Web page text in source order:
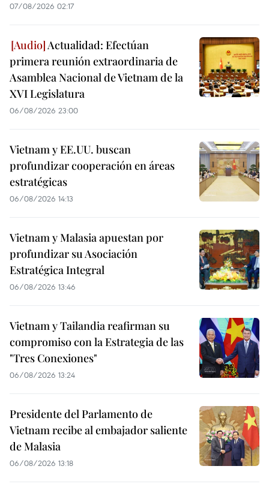
07/08/2026 02:17
Actualidad: Efectúan
primera reunión extraordinaria de
Asamblea Nacional de Vietnam de la
XVI Legislatura
06/08/2026 23:00
Vietnam y EE.UU. buscan
profundizar cooperación en áreas
estratégicas
06/08/2026 14:13
Vietnam y Malasia apuestan por
profundizar su Asociación
Estratégica Integral
06/08/2026 13:46
Vietnam y Tailandia reafirman su
compromiso con la Estrategia de las
"Tres Conexiones"
06/08/2026 13:24
Presidente del Parlamento de
Vietnam recibe al embajador saliente
de Malasia
06/08/2026 13:18